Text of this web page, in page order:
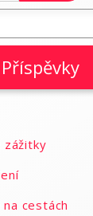
zážitky
cestách